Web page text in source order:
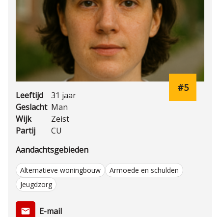
#5
Leeftijd
31 jaar
Geslacht Man
Wijk
Zeist
Partij
CU
Aandachtsgebieden
Alternatieve woningbouw
Armoede en schulden
Jeugdzorg
email E-mail